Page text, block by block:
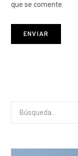
que se comente.
Search